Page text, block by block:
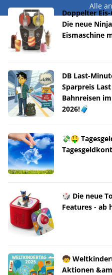
Alle
Doppelter
Die neue
Eismaschine
DB Last-
Sparpreis
Bahnreisen
2026!🧳
💸🤑
🎲 Die neue
Features - ab
🧒
Aktionen